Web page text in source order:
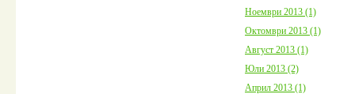
Ноември 2013 (1)
Октомври 2013 (1)
Август 2013 (1)
Юли 2013 (2)
Април 2013 (1)